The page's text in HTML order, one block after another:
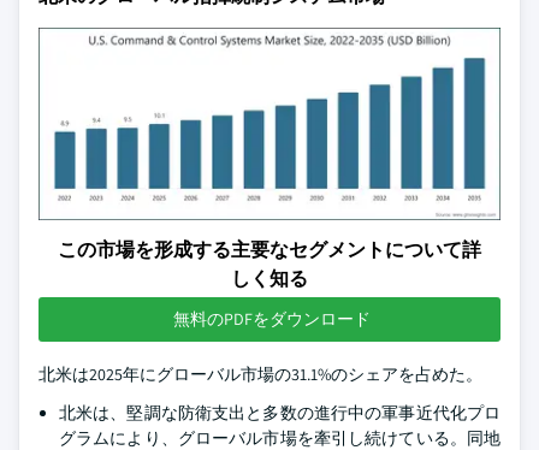
この市場を形成する主要なセグメントについて詳
しく知る
無料のPDFをダウンロード
北米は2025年にグローバル市場の31.1%のシェアを占めた。
北米は、堅調な防衛支出と多数の進行中の軍事近代化プロ
グラムにより、グローバル市場を牽引し続けている。同地